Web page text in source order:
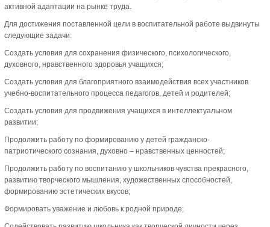
активной адаптации на рынке труда.
Для достижения поставленной цели в воспитательной работе выдвинуты
следующие задачи:
Создать условия для сохранения физического, психологического,
духовного, нравственного здоровья учащихся;
Создать условия для благоприятного взаимодействия всех участников
учебно-воспитательного процесса педагогов, детей и родителей;
Создать условия для продвижения учащихся в интеллектуальном
развитии;
Продолжить работу по формированию у детей гражданско-
патриотического сознания, духовно – нравственных ценностей;
Продолжить работу по воспитанию у школьников чувства прекрасного,
развитию творческого мышления, художественных способностей,
формированию эстетических вкусов;
Формировать уважение и любовь к родной природе;